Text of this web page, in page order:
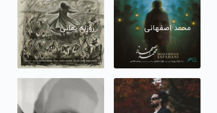
محمد اصفهانی روزبه بمانی